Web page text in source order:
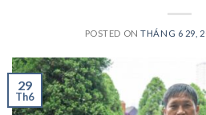
POSTED ONTHÁNG 6 29,
29
Th6